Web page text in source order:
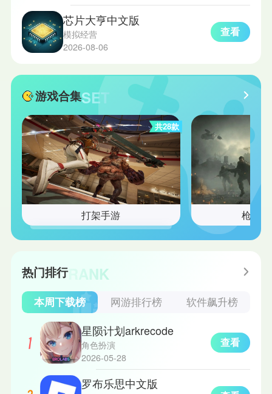
芯片大亨中文版
模拟经营
2026-08-06
查看
游戏合集SET
打架手游
共28款
枪战
热门排行RANK
本周下载榜 网游排行榜 软件飙升榜
星陨计划arkrecode
角色扮演
2026-05-28
查看
罗布乐思中文版